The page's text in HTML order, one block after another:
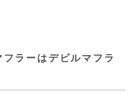
ラーはデビルマフラ